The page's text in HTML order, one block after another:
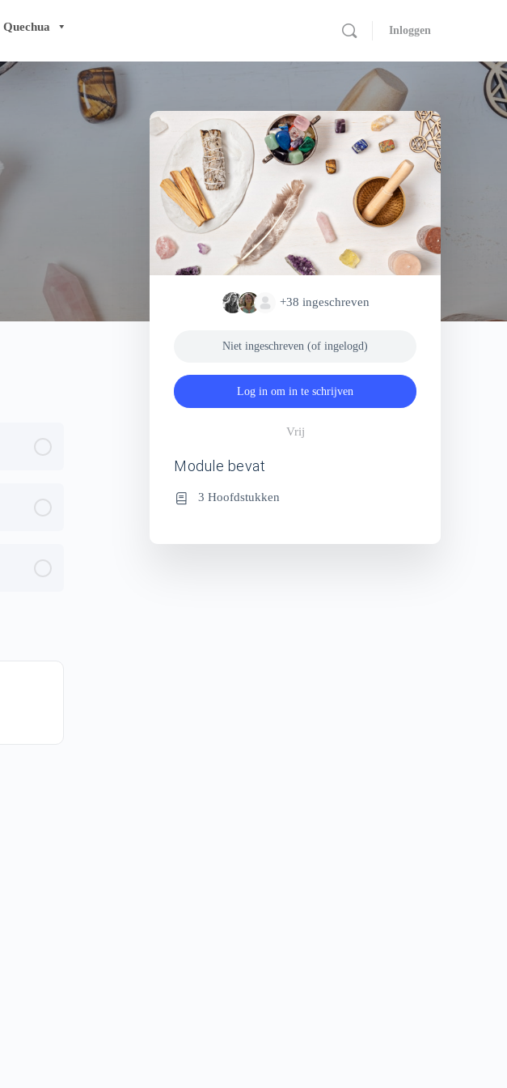
Quechua Inloggen
+38 ingeschreven
Niet ingeschreven (of ingelogd)
Log in om in te schrijven
Vrij
Module bevat
3 Hoofdstukken